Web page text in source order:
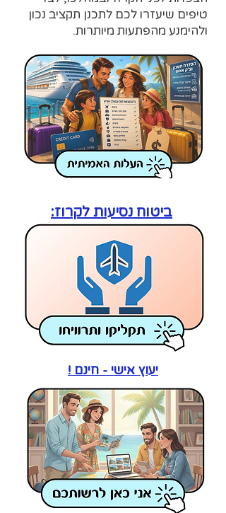
טיפים שיעזרו לכם לתכנן תקציב נכון
ולהימנע מהפתעות מיותרות.
ביטוח נסיעות לקרוז:
יעוץ אישי - חינם !